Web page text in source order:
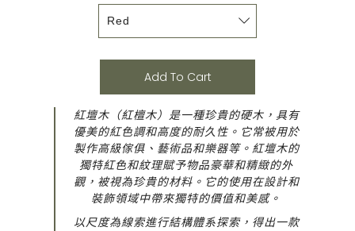
Add To Cart
紅壇木（紅檀木）是一種珍貴的硬木，具有
優美的紅色調和高度的耐久性。它常被用於
製作高級傢俱、藝術品和樂器等。紅壇木的
獨特紅色和紋理賦予物品豪華和精緻的外
觀，被視為珍貴的材料。它的使用在設計和
裝飾領域中帶來獨特的價值和美感。
以尺度為線索進行結構體系探索，得出一款